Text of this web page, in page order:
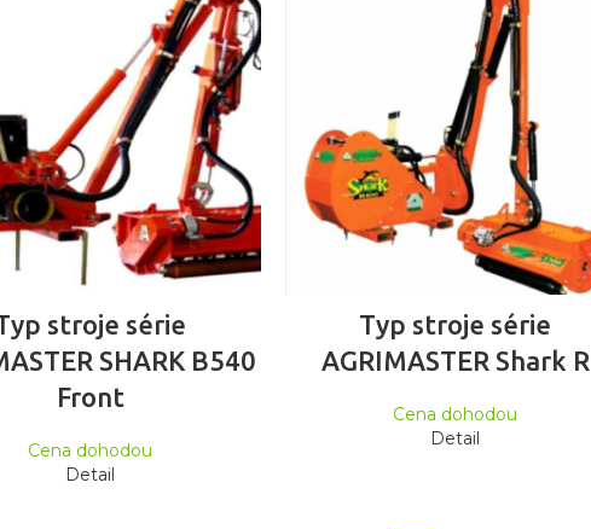
stroje série
SHARK B540
Front
Cena dohodou
Detail
Typ stroje série
AGRIMASTER Shark R
Cena dohodou
Detail